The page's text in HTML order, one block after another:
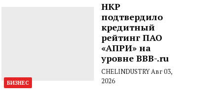
БИЗНЕС
НКР
подтвердило
кредитный
рейтинг ПАО
«АПРИ» на
уровне BBB-.ru
CHELINDUSTRYАвг 03,
2026